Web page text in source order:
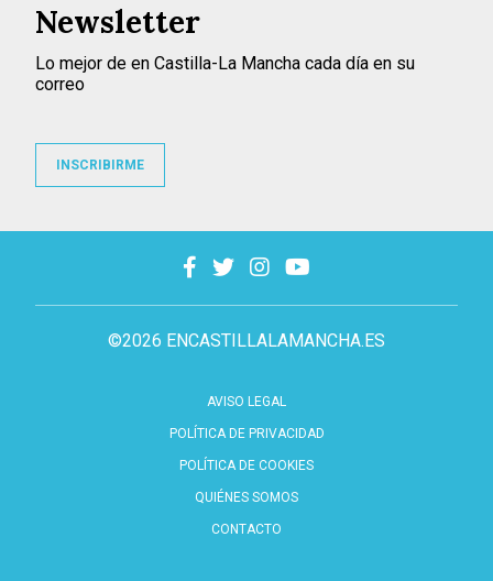
©2026 ENCASTILLALAMANCHA.ES
AVISO LEGAL
POLÍTICA DE PRIVACIDAD
POLÍTICA DE COOKIES
QUIÉNES SOMOS
CONTACTO
Newsletter
Lo mejor de en Castilla-La Mancha cada día en su
correo
INSCRIBIRME